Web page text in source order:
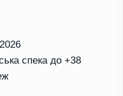
спека до +38